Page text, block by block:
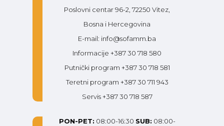
Poslovni centar 96-2, 72250 Vitez,
Bosna i Hercegovina
E-mail: info@sofamm.ba
Informacije +387 30 718 580
Putnički program +387 30 718 581
Teretni program +387 30 711 943
Servis +387 30 718 587
PON-PET: 08:00-16:30 SUB: 08:00-